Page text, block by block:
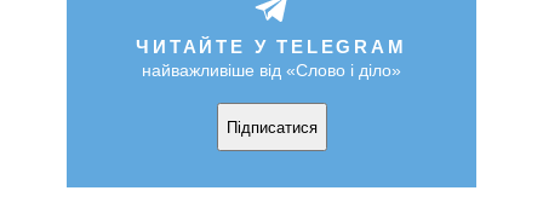
ЧИТАЙТЕ У TELEGRAM
найважливіше від «Слово і діло»
Підписатися